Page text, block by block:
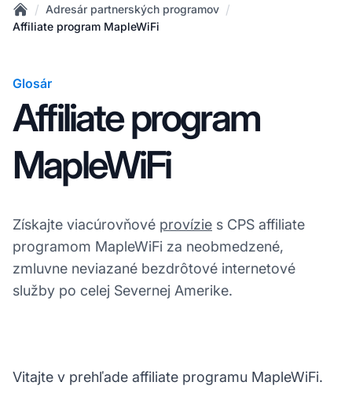
Home
/ Adresár partnerských programov /
Affiliate program MapleWiFi
Glosár
Affiliate program
MapleWiFi
Získajte viacúrovňové provízie s CPS affiliate
programom MapleWiFi za neobmedzené,
zmluvne neviazané bezdrôtové internetové
služby po celej Severnej Amerike.
Vitajte v prehľade affiliate programu MapleWiFi.